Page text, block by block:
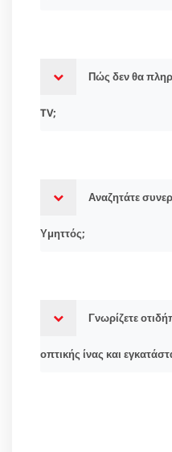
Πώς δεν θα
TV;
Αναζητάτε
Υμηττός;
Γνωρίζετε
οπτικής ίνας και